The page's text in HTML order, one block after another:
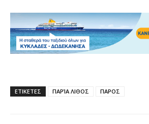
ΕΤΙΚΕΤΕΣ ΠΑΡΊΑ ΛΙΘΟΣ ΠΑΡΟΣ